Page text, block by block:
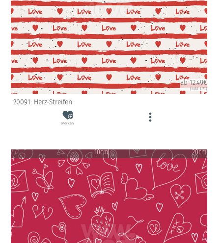
ab 12.49€
(inkl. USt)
20091: Herz-Streifen
Merken
10cm 20cm